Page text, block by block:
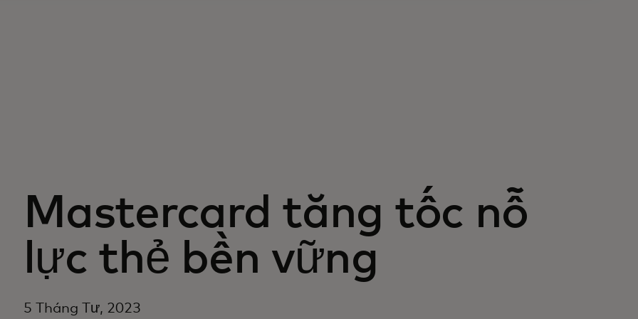
Mastercard tăng tốc nỗ
lực thẻ bền vững
5 Tháng Tư, 2023